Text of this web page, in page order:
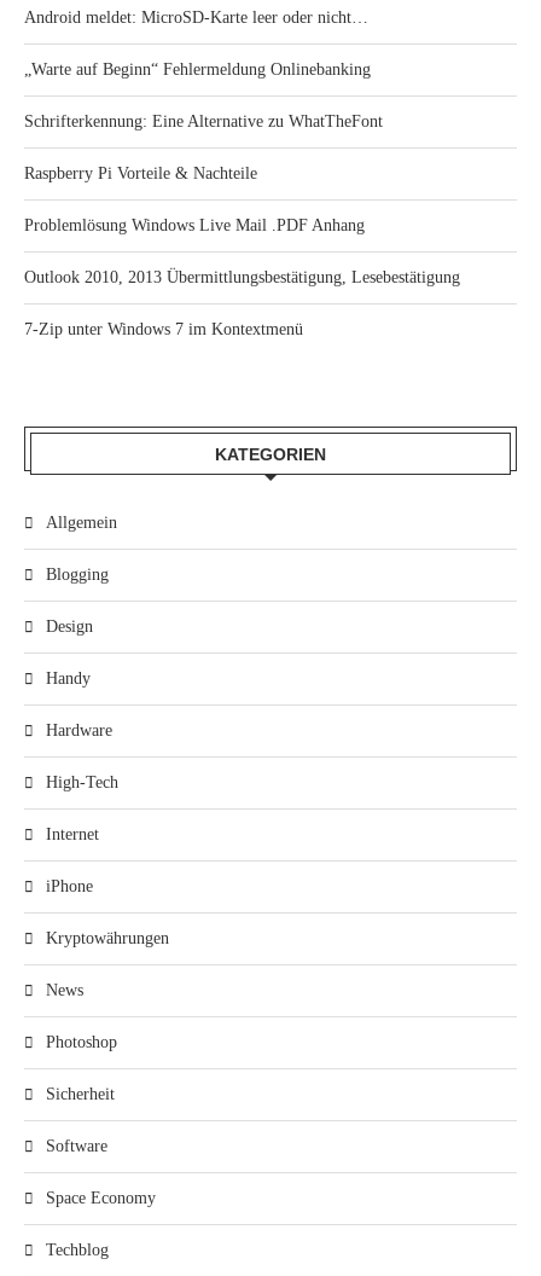
Android meldet: MicroSD-Karte leer oder nicht…
„Warte auf Beginn“ Fehlermeldung Onlinebanking
Schrifterkennung: Eine Alternative zu WhatTheFont
Raspberry Pi Vorteile & Nachteile
Problemlösung Windows Live Mail .PDF Anhang
Outlook 2010, 2013 Übermittlungsbestätigung, Lesebestätigung
7-Zip unter Windows 7 im Kontextmenü
KATEGORIEN
Allgemein
Blogging
Design
Handy
Hardware
High-Tech
Internet
iPhone
Kryptowährungen
News
Photoshop
Sicherheit
Software
Space Economy
Techblog